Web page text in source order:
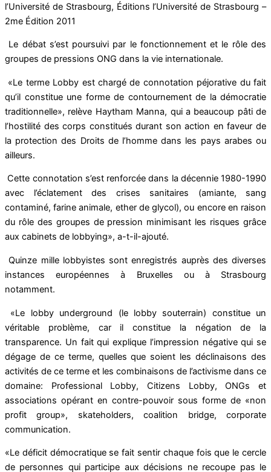
l’Université de Strasbourg, Éditions l’Université de Strasbourg –
2me Édition 2011
Le débat s’est poursuivi par le fonctionnement et le rôle des
groupes de pressions ONG dans la vie internationale.
«Le terme Lobby est chargé de connotation péjorative du fait
qu’il constitue une forme de contournement de la démocratie
traditionnelle», relève Haytham Manna, qui a beaucoup pâti de
l’hostilité des corps constitués durant son action en faveur de
la protection des Droits de l’homme dans les pays arabes ou
ailleurs.
Cette connotation s’est renforcée dans la décennie 1980-1990
avec l’éclatement des crises sanitaires (amiante, sang
contaminé, farine animale, ether de glycol), ou encore en raison
du rôle des groupes de pression minimisant les risques grâce
aux cabinets de lobbying», a-t-il-ajouté.
Quinze mille lobbyistes sont enregistrés auprès des diverses
instances européennes à Bruxelles ou à Strasbourg
notamment.
«Le lobby underground (le lobby souterrain) constitue un
véritable problème, car il constitue la négation de la
transparence. Un fait qui explique l’impression négative qui se
dégage de ce terme, quelles que soient les déclinaisons des
activités de ce terme et les combinaisons de l’activisme dans ce
domaine: Professional Lobby, Citizens Lobby, ONGs et
associations opérant en contre-pouvoir sous forme de «non
profit group», skateholders, coalition bridge, corporate
communication.
«Le déficit démocratique se fait sentir chaque fois que le cercle
de personnes qui participe aux décisions ne recoupe pas le